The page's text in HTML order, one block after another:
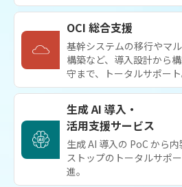
OCI 総合支援
基幹システムの移行やマ
構築など、導入設計から
守まで、トータルサポート
生成 AI 導入・
活用支援サービス
生成 AI 導入の PoC から
ストップのトータルサポ
進。